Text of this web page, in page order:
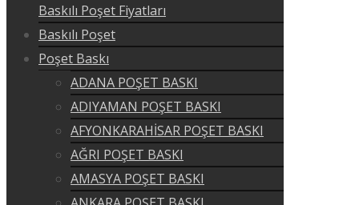
Baskılı Poşet Fiyatları
Baskılı Poşet
Poşet Baskı
ADANA POŞET BASKI
ADIYAMAN POŞET BASKI
AFYONKARAHİSAR POŞET BASKI
AĞRI POŞET BASKI
AMASYA POŞET BASKI